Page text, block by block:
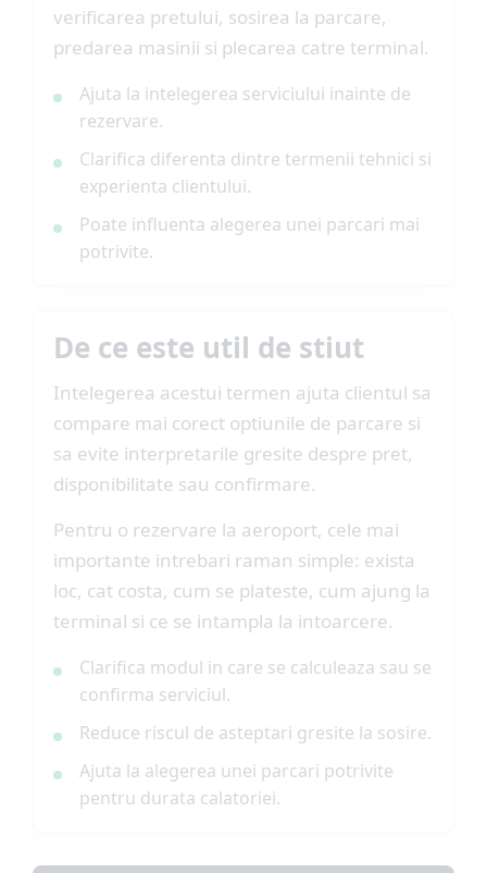
verificarea pretului, sosirea la parcare,
predarea masinii si plecarea catre terminal.
Ajuta la intelegerea serviciului inainte de
rezervare.
Clarifica diferenta dintre termenii tehnici si
experienta clientului.
Poate influenta alegerea unei parcari mai
potrivite.
De ce este util de stiut
Intelegerea acestui termen ajuta clientul sa
compare mai corect optiunile de parcare si
sa evite interpretarile gresite despre pret,
disponibilitate sau confirmare.
Pentru o rezervare la aeroport, cele mai
importante intrebari raman simple: exista
loc, cat costa, cum se plateste, cum ajung la
terminal si ce se intampla la intoarcere.
Clarifica modul in care se calculeaza sau se
confirma serviciul.
Reduce riscul de asteptari gresite la sosire.
Ajuta la alegerea unei parcari potrivite
pentru durata calatoriei.